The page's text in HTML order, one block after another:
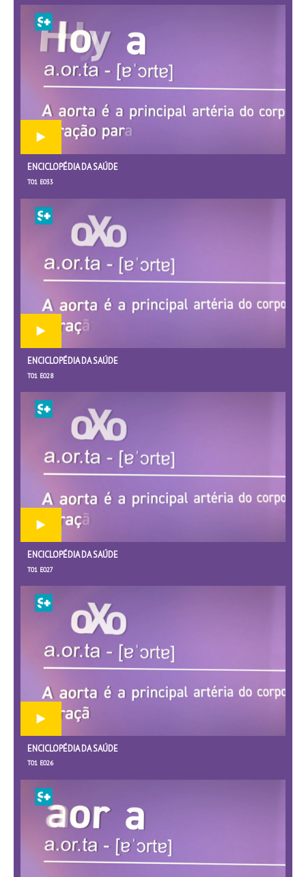
ENCICLOPÉDIA DA SAÚDE
T01 E033
ENCICLOPÉDIA DA SAÚDE
T01 E028
ENCICLOPÉDIA DA SAÚDE
T01 E027
ENCICLOPÉDIA DA SAÚDE
T01 E026